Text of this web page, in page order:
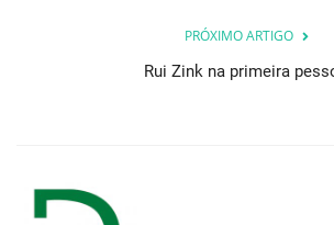
PRÓXIMO ARTIGO
Rui Zink na primeira